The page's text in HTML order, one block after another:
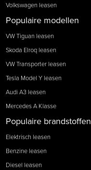
Volkswagen leasen
Populaire modellen
VW Tiguan leasen
Skoda Elroq leasen
VW Transporter leasen
Tesla Model Y leasen
Audi A3 leasen
Mercedes A Klasse
Populaire brandstoffen
Elektrisch leasen
Benzine leasen
Diesel leasen